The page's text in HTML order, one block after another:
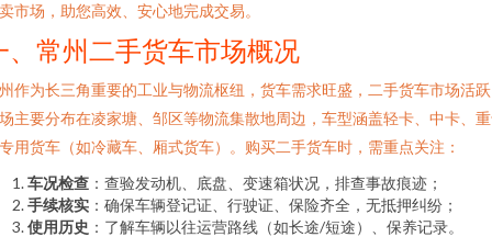
市场，助您高效、安心地完成交易。
、常州二手货车市场概况
作为长三角重要的工业与物流枢纽，货车需求旺盛，二手货车市场活
主要分布在凌家塘、邹区等物流集散地周边，车型涵盖轻卡、中卡、
用货车（如冷藏车、厢式货车）。购买二手货车时，需重点关注：
车况检查 ：查验发动机、底盘、变速箱状况，排查事故痕迹；
手续核实 ：确保车辆登记证、行驶证、保险齐全，无抵押纠纷；
使用历史 ：了解车辆以往运营路线（如长途/短途）、保养记录。